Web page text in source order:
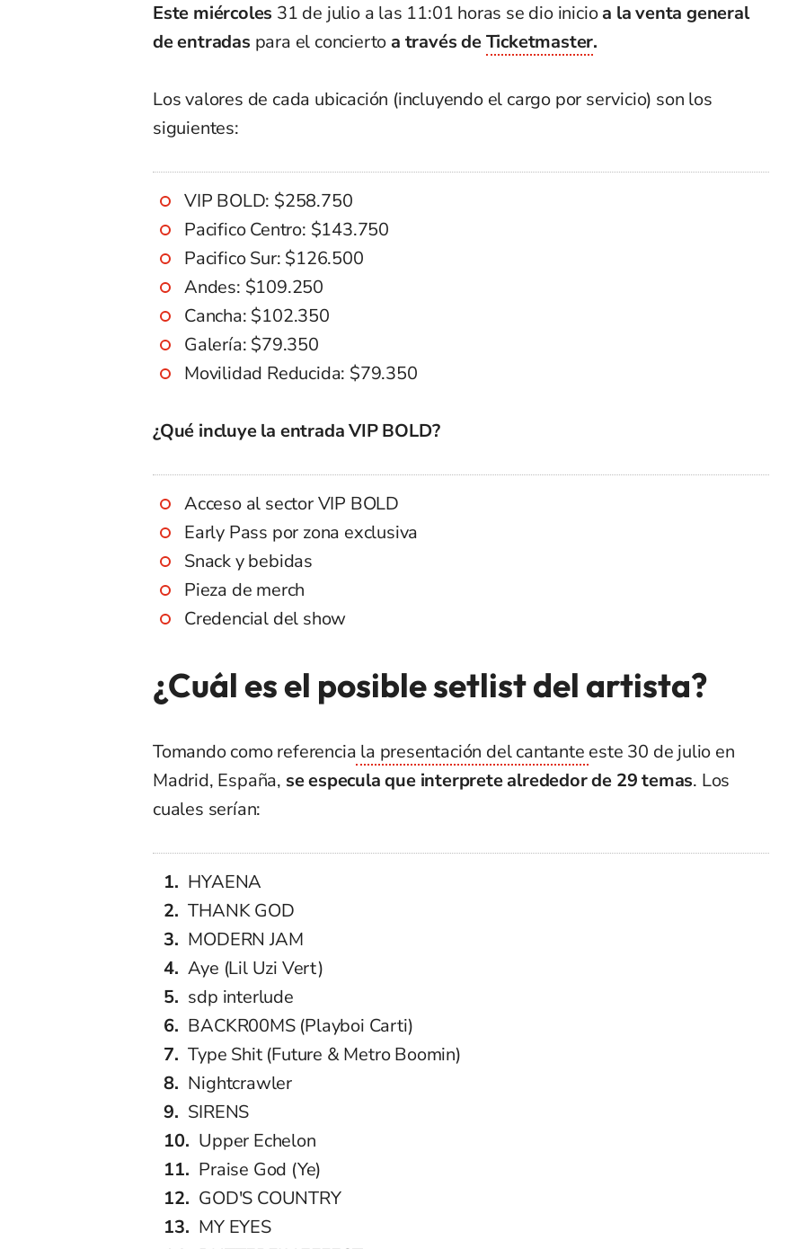
Este miércoles 31 de julio a las 11:01 horas se dio inicioa la venta general
de entradas para el concierto a través deTicketmaster.
Los valores de cada ubicación (incluyendo el cargo por servicio) son los
siguientes:
VIP BOLD: $258.750
Pacifico Centro: $143.750
Pacifico Sur: $126.500
Andes: $109.250
Cancha: $102.350
Galería: $79.350
Movilidad Reducida: $79.350
¿Qué incluye la entrada VIP BOLD?
Acceso al sector VIP BOLD
Early Pass por zona exclusiva
Snack y bebidas
Pieza de merch
Credencial del show
¿Cuál es el posible setlist del artista?
Tomando como referencia la presentación del cantante este 30 de julio en
Madrid, España, se especula que interprete alrededor de 29 temas. Los
cuales serían:
HYAENA
THANK GOD
MODERN JAM
Aye (Lil Uzi Vert)
sdp interlude
BACKR00MS (Playboi Carti)
Type Shit (Future & Metro Boomin)
Nightcrawler
SIRENS
Upper Echelon
Praise God (Ye)
GOD'S COUNTRY
MY EYES